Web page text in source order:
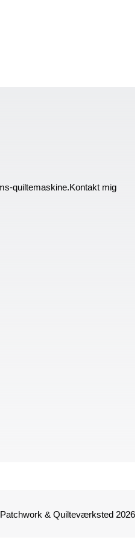
quiltemaskine.Kontakt mig
& Quilteværksted 2026